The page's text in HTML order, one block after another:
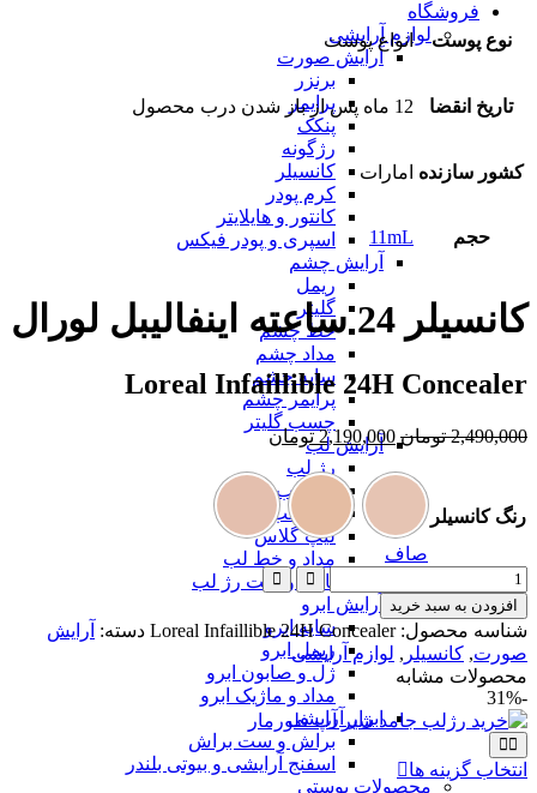
فروشگاه
لوازم آرایشی
آرایش صورت
برنزر
پرایمر
پنکک
رژگونه
کانسیلر
کرم پودر
کانتور و هایلایتر
اسپری و پودر فیکس
آرایش چشم
ریمل
گلیتر
خط چشم
مداد چشم
سایه چشم
پرایمر چشم
چسب گلیتر
آرایش لب
رژ لب
بالم لب
تینت لب
لیپ گلاس
مداد و خط لب
پالت و ست رژ لب
آرایش ابرو
سایه ابرو
ریمل ابرو
ژل و صابون ابرو
مداد و ماژیک ابرو
ابزار آرایشی
براش و ست براش
اسفنج آرایشی و بیوتی بلندر
محصولات پوستی
نوع پوست انواع پوست
تاریخ انقضا 12 ماه پس از باز شدن درب محصول
کشور سازنده امارات
حجم 11mL
کانسیلر 24 ساعته اینفالیبل لورال
Loreal Infaillible 24H Concealer
2,490,000 تومان 2,190,000 تومان
رنگ کانسیلر
صاف
افزودن به سبد خرید
شناسه محصول:Loreal Infaillible 24H Concealer دسته: آرایش
صورت, کانسیلر , لوازم آرایشی
محصولات مشابه
-31%
انتخاب گزینه ها